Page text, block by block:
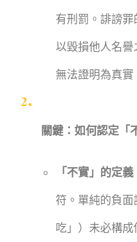
有刑罰。誹謗
以毀損他人名
無法證明為真實
關鍵：如何認定「
「不實」的定義
符。單純的負
吃」）未必構